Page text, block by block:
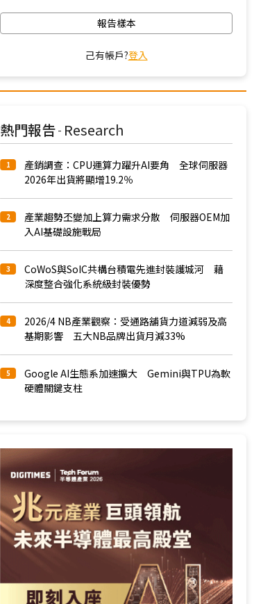
報告樣本
己有帳戶?登入
熱門報告 - Research
1
產銷調查：CPU運算力躍升AI要角 全球伺服器
2026年出貨將顯增19.2％
2
產業趨勢丕變加上算力需求分散 伺服器OEM加
入AI基礎設施戰局
3
CoWoS與SoIC共構台積電先進封裝護城河 藉
深度整合強化系統級封裝優勢
4
2026/4 NB產業觀察：受通路舖貨力道減弱及高
基期影響 五大NB品牌出貨月減33%
5
Google AI生態系加速擴大 Gemini與TPU為軟
硬體關鍵支柱